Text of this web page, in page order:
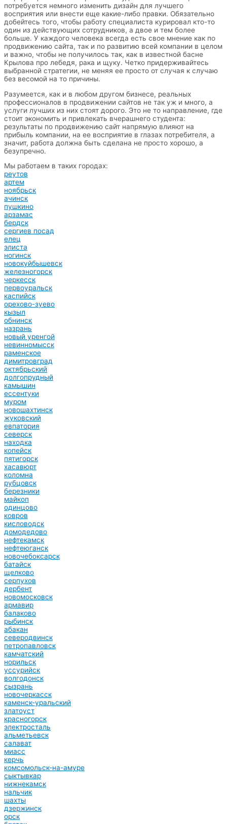
потребуется немного изменить дизайн для лучшего
восприятия или внести еще какие-либо правки. Обязательно
добейтесь того, чтобы работу специалиста курировал кто-то
один из действующих сотрудников, а двое и тем более
больше. У каждого человека всегда есть свое мнение как по
продвижению сайта, так и по развитию всей компании в целом
и важно, чтобы не получилось так, как в известной басне
Крылова про лебедя, рака и щуку. Четко придерживайтесь
выбранной стратегии, не меняя ее просто от случая к случаю
без весомой на то причины.
Разумеется, как и в любом другом бизнесе, реальных
профессионалов в продвижении сайтов не так уж и много, а
услуги лучших из них стоят дорого. Это не то направление, где
стоит экономить и привлекать вчерашнего студента:
результаты по продвижению сайт напрямую влияют на
прибыль компании, на ее восприятие в глазах потребителя, а
значит, работа должна быть сделана не просто хорошо, а
безупречно.
Мы работаем в таких городах:
реутов
артем
ноябрьск
ачинск
пушкино
арзамас
бердск
сергиев посад
елец
элиста
ногинск
новокуйбышевск
железногорск
черкесск
первоуральск
каспийск
орехово-зуево
кызыл
обнинск
назрань
новый уренгой
невинномысск
раменское
димитровград
октябрьский
долгопрудный
камышин
ессентуки
муром
новошахтинск
жуковский
евпатория
северск
находка
копейск
пятигорск
хасавюрт
коломна
рубцовск
березники
майкоп
одинцово
ковров
кисловодск
домодедово
нефтекамск
нефтеюганск
новочебоксарск
батайск
щелково
серпухов
дербент
новомосковск
армавир
балаково
рыбинск
абакан
северодвинск
петропавловск
камчатский
норильск
уссурийск
волгодонск
сызрань
новочеркасск
каменск-уральский
златоуст
красногорск
электросталь
альметьевск
салават
миасс
керчь
комсомольск-на-амуре
сыктывкар
нижнекамск
нальчик
шахты
дзержинск
орск